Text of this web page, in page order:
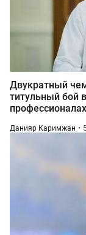
Двукратный
титульный бой
профессионалах
Данияр Каримжан